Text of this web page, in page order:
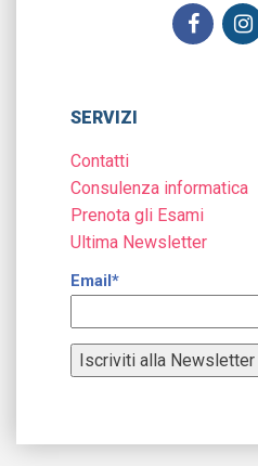
SERVIZI
Contatti
Consulenza informatica
Prenota gli Esami
Ultima Newsletter
Email*